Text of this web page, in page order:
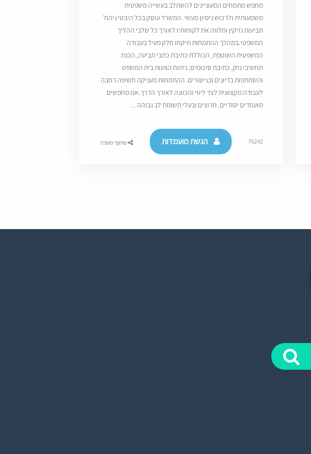
מחפש מתמחים המעוניינים להשתלב בעשייה משפטית
משמעותית ולרכוש ניסיון מעשי. המשרד עוסק בכל היבטי ניהול
תביעות נזיקין ומלווה את לקוחותיו לאורך כל שלבי ההליך
המשפטי.במהלך ההתמחות תיקחו חלק פעיל בעבודה
המשפטית השוטפת, הכוללת כתיבת כתבי תביעה, הכנת
תחשיבי נזק, כתיבת סיכומים, ניתוח הצעות בית המשפט
והשתתפות בדיונים ובגישורים. ההתמחות מעניקה חשיפה רחבה
לעבודה מקצועית לצד ליווי והכוונה לאורך הדרך.אנו מחפשים
מועמדים יסודיים, חרוצים ובעלי תשומת לב גבוהה ...
76242 הגשת מועמדות שיתוף משרה